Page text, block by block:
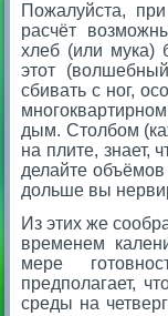
Пожалуйста,
расчёт
хлеб (или мука)
этот
сбивать с ног,
дым. Столбом
на плите, знает,
делайте
дольше вы
Из этих же
временем
мере
предполагает,
среды на